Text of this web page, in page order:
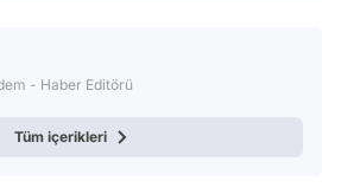
- Haber Editörü
Tüm içerikleri